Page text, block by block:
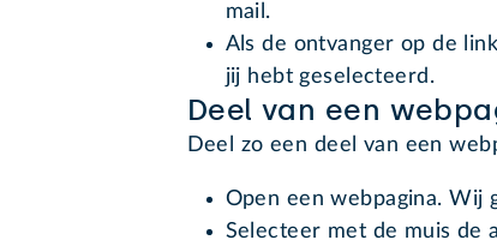
mail.
Als de ontvanger op de
jij hebt geselecteerd.
Deel van een
Deel zo een deel van een
Open een webpagina. Wij
Selecteer met de muis de